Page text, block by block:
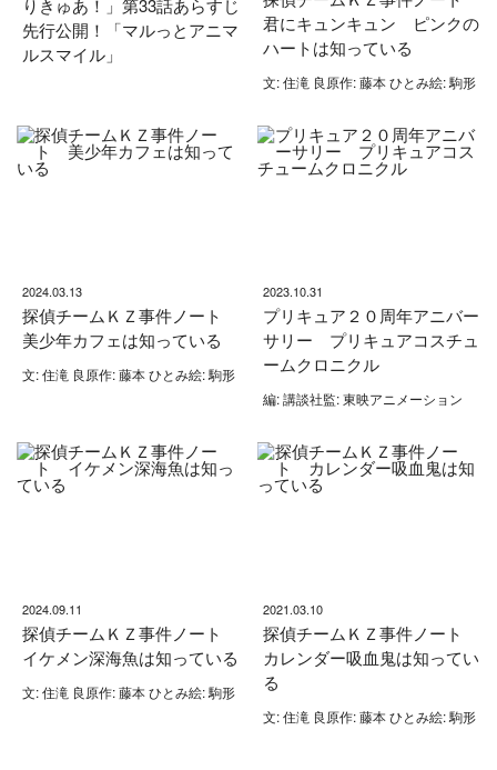
りきゅあ！」第33話あらすじ
先行公開！「マルっとアニマ
ルスマイル」
君にキュンキュン ピンクの
ハートは知っている
文: 住滝 良原作: 藤本 ひとみ絵: 駒形
2024.03.13
探偵チームＫＺ事件ノート
美少年カフェは知っている
文: 住滝 良原作: 藤本 ひとみ絵: 駒形
2023.10.31
プリキュア２０周年アニバー
サリー プリキュアコスチュ
ームクロニクル
編: 講談社監: 東映アニメーション
2024.09.11
探偵チームＫＺ事件ノート
イケメン深海魚は知っている
文: 住滝 良原作: 藤本 ひとみ絵: 駒形
2021.03.10
探偵チームＫＺ事件ノート
カレンダー吸血鬼は知ってい
る
文: 住滝 良原作: 藤本 ひとみ絵: 駒形